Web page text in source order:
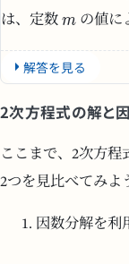
は、定数 の値に
解答を見る
2次方程式の解と
ここまで、2次方程
2つを見比べてみよ
因数分解を利